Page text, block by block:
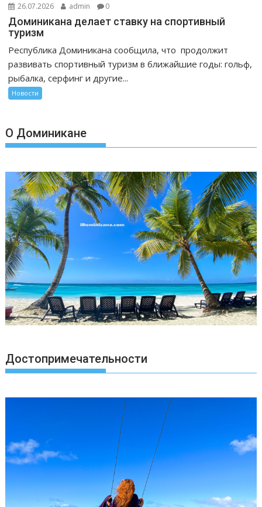
26.07.2026 admin 0
Доминикана делает ставку на спортивный
туризм
Республика Доминикана сообщила, что продолжит
развивать спортивный туризм в ближайшие годы: гольф,
рыбалка, серфинг и другие...
Новости
О Доминикане
Достопримечательности